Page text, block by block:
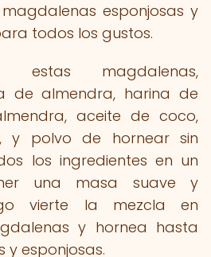
esponjosas y
todos los gustos.
estas magdalenas,
de almendra, harina de
aceite de coco,
y polvo de hornear sin
los ingredientes en un
una masa suave y
vierte la mezcla en
y hornea hasta
esponjosas.